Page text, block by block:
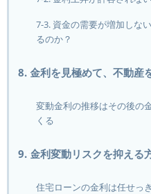
7-3. 資金の需要が増加しな
るのか？
8. 金利を見極めて、不動産
変動金利の推移はその後の
くる
9. 金利変動リスクを抑える
住宅ローンの金利は任せっ